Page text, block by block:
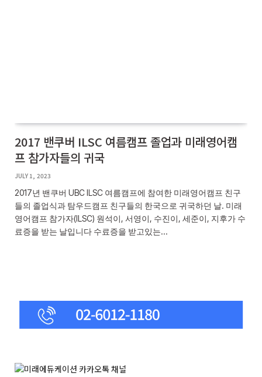
2017 밴쿠버 ILSC 여름캠프 졸업과 미래영어캠
프 참가자들의 귀국
JULY 1, 2023
2017년 밴쿠버 UBC ILSC 여름캠프에 참여한 미래영어캠프 친구
들의 졸업식과 탐우드캠프 친구들의 한국으로 귀국하던 날. 미래
영어캠프 참가자(ILSC) 원석이, 서영이, 수진이, 세준이, 지후가 수
료증을 받는 날입니다 수료증을 받고있는…